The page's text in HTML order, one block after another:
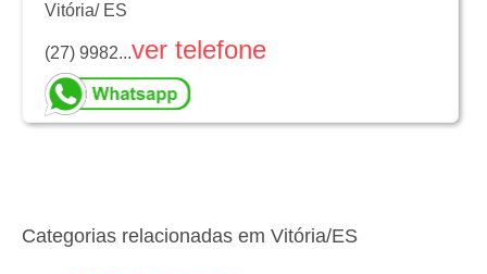
Vitória/ ES
(27) 9982...ver telefone
Categorias relacionadas em Vitória/ES